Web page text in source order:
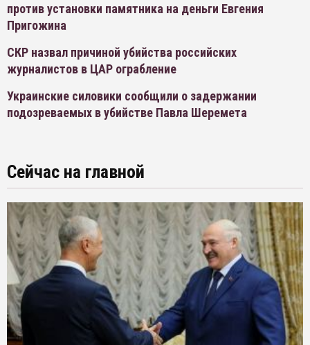
против установки памятника на деньги Евгения
Пригожина
СКР назвал причиной убийства российских
журналистов в ЦАР ограбление
Украинские силовики сообщили о задержании
подозреваемых в убийстве Павла Шеремета
Сейчас на главной